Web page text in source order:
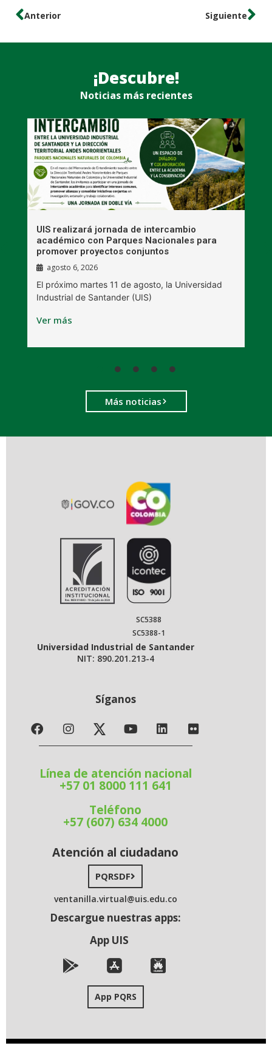
Anterior Siguiente
¡Descubre!
Noticias más recientes
UIS realizará jornada de intercambio
académico con Parques Nacionales para
promover proyectos conjuntos
agosto 6, 2026
El próximo martes 11 de agosto, la Universidad
Industrial de Santander (UIS)
Ver más
Más noticias